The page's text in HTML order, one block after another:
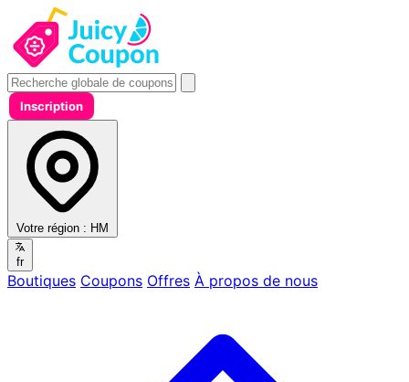
Inscription
Votre région : HM
fr
Boutiques Coupons Offres À propos de nous